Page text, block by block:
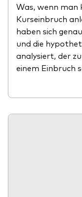
Was, wenn man
Kurseinbruch
haben sich
und die
analysiert, der
einem Einbruch